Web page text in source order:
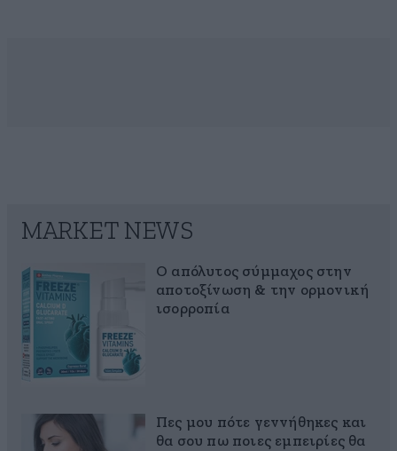
MARKET NEWS
Ο απόλυτος σύμμαχος στην
αποτοξίνωση & την ορμονική
ισορροπία
Πες μου πότε γεννήθηκες και
θα σου πω ποιες εμπειρίες θα